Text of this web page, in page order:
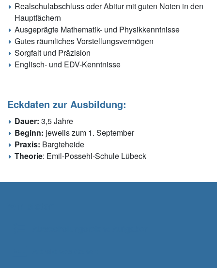
Realschulabschluss oder Abitur mit guten Noten in den
Hauptfächern
Ausgeprägte Mathematik- und Physikkenntnisse
Gutes räumliches Vorstellungsvermögen
Sorgfalt und Präzision
Englisch- und EDV-Kenntnisse
Eckdaten zur Ausbildung:
Dauer: 3,5 Jahre
Beginn: jeweils zum 1. September
Praxis: Bargteheide
Theorie: Emil-Possehl-Schule Lübeck